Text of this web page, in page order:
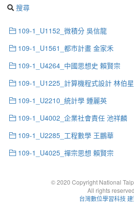
搜尋
109-1_U1152_微積分 吳信龍
109-1_U1561_都市計畫 金家禾
109-1_U4264_中國思想史 賴賢宗
109-1_U1225_計算機程式設計 林伯星
109-1_U2210_統計學 鍾麗英
109-1_U4002_企業社會責任 池祥麟
109-1_U2285_工程數學 王鵬華
109-1_U4025_禪宗思想 賴賢宗
© 2020 Copyright National
All rights
台灣數位學習科技 建